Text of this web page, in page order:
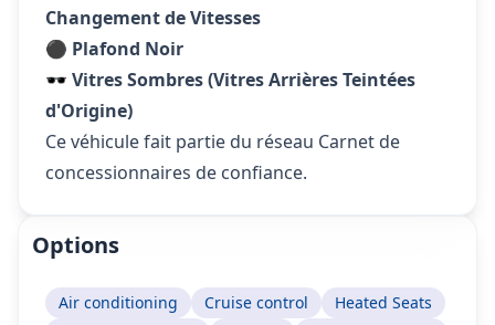
Changement de Vitesses
⚫ Plafond Noir
🕶️ Vitres Sombres (Vitres Arrières Teintées
d'Origine)
Ce véhicule fait partie du réseau Carnet de
concessionnaires de confiance.
Options
Air conditioning Cruise control
Heated Seats